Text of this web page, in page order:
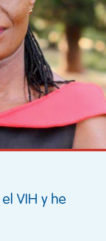
VIH y he